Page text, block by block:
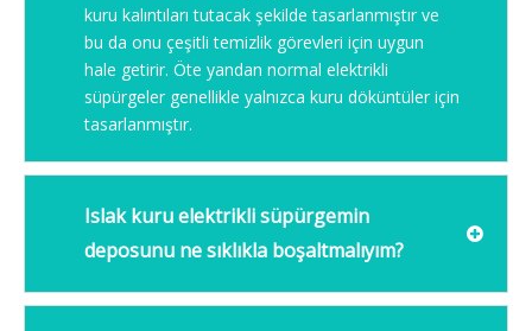
kuru kalıntıları tutacak şekilde tasarlanmıştır ve
bu da onu çeşitli temizlik görevleri için uygun
hale getirir. Öte yandan normal elektrikli
süpürgeler genellikle yalnızca kuru döküntüler için
tasarlanmıştır.
Islak kuru elektrikli süpürgemin
deposunu ne sıklıkla boşaltmalıyım?